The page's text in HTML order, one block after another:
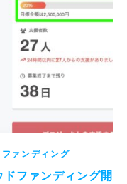
ァンディング
ドファンディング開